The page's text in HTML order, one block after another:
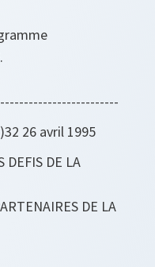
26 avril 1995
DEFIS DE LA
DE LA